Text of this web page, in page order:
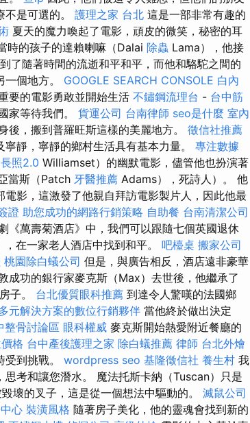
是可選的。 護理之家 台北 這是一部非常有趣的
夏天的魔力喚起了電影，頑皮的微笑，秘密的耳
時的孩子的達賴喇嘛（Dalai 除蟲 Lama），他接
了隨著時間的流逝和平和平，而他和駱駝之間的
個地方。 GOOGLE SEARCH CONSOLE 白內
要的電影勇敢並開始生活 不鏽鋼流理台 - 台中筋
家等待我們。 貨運公司 台南律師 seo是什麼 室內
後，搬到普羅旺斯這樣的美麗地方。 徵信社推薦
靜，寧靜的鄉村生活具有基本力量。 專注數據
長照2.0 Williamset）的幽默電影，儘管他也扮演著
當斯（Patch 牙醫推薦 Adams），死詩人）。 他
影，這激發了他親自拜訪電影製片人，因此他最
證 助您成功的網路行銷策略 自助餐 台南清潔公司
《萬壽菊酒店》中，我們可以跟隨七個英國退休
在一家老人酒店中找到和平。 吧檯桌 搬家公司
桃園除白蟻公司 但是，與廣告相反，酒店遠非豪華
成功的銀行家麥克斯（Max）去世後，他繼承了
子。 台北優質眼科推薦 到達令人驚嘆的法國鄉
元解決方案的數位行銷夥伴 當他終於做出決定
整骨討論區 眼科權威 麥克斯開始熱愛附近餐廳的
格 台中產後護理之家 除白蟻推薦 律師 台北外燴
到挑戰。 wordpress seo 基隆徵信社 養生村 我
考和讓您潛水。 魔法托斯卡納（Tuscan）只是
壞的叉子，這是從一個想法中驅動的。 滅鼠公司
心 裝潢風格 隨著房子美化，他的靈魂會找到新的